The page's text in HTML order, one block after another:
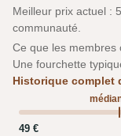
Meilleur prix actuel :
communauté.
Ce que les membres
Une fourchette
Historique complet
49 €